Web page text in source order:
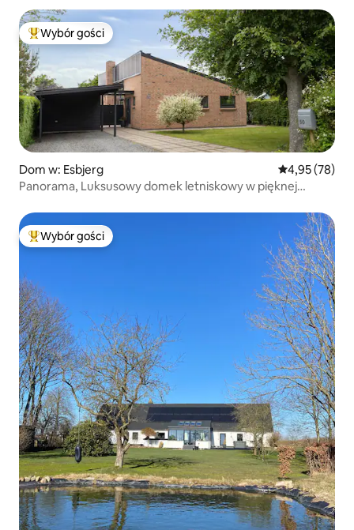
Najpopularniejsze z kategorii Wybór gości
Wybór gości
Dom w: Esbjerg Średnia
4,95 (78)
Panorama, Luksusowy domek letniskowy w pięknej
Najpopularniejsze z kategorii Wybór gości
Wybór gości